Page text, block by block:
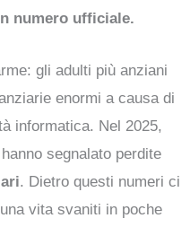
numero ufficiale.
gli adulti più anziani
enormi a causa di
informatica. Nel 2025,
segnalato perdite
. Dietro questi numeri ci
vita svaniti in poche